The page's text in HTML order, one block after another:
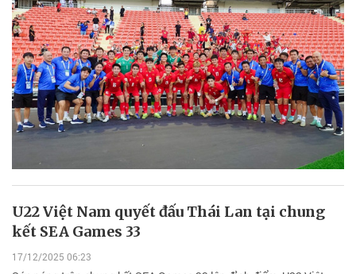
U22 Việt Nam quyết đấu Thái Lan tại chung
kết SEA Games 33
17/12/2025 06:23